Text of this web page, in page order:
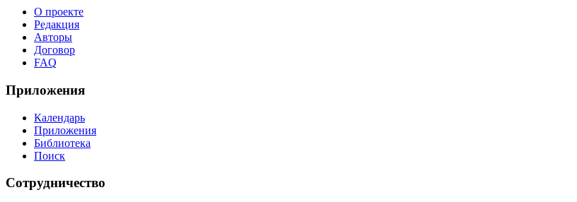
О проекте
Редакция
Авторы
Договор
FAQ
Приложения
Календарь
Приложения
Библиотека
Поиск
Сотрудничество